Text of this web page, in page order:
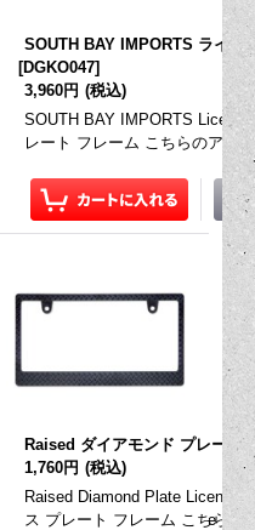
SOUTH BAY IMPORTS ライセ
[DGKO047]
3,960円 (税込)
SOUTH BAY IMPORTS
レート フレーム こちらのアイ
]
ッグ オン ボード ライセン
。 前後で装着する場…
レート フレーム [KG204]
License Plate Frame レ
Raised ダイアモンド プレート
1,760円 (税込)
Raised Diamond Plate License
ス プレート フレーム こちら